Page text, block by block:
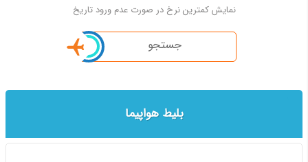
نمایش کمترین نرخ در صورت عدم ورود تاریخ
جستجو
بلیط هواپیما